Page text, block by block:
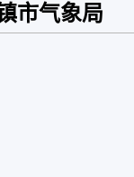
市气象局